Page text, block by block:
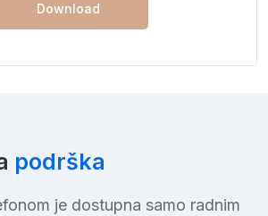
Download
podrška
je dostupna samo radnim